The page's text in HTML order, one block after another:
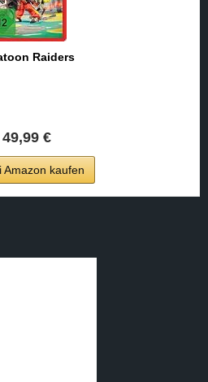
Raiders
49,99 €
Amazon kaufen